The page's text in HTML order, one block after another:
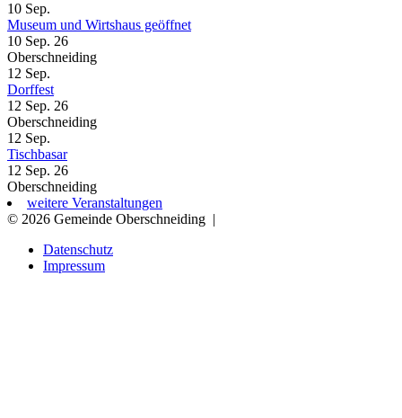
10 Sep.
Museum und Wirtshaus geöffnet
10 Sep. 26
Oberschneiding
12 Sep.
Dorffest
12 Sep. 26
Oberschneiding
12 Sep.
Tischbasar
12 Sep. 26
Oberschneiding
weitere Veranstaltungen
© 2026 Gemeinde Oberschneiding |
Datenschutz
Impressum